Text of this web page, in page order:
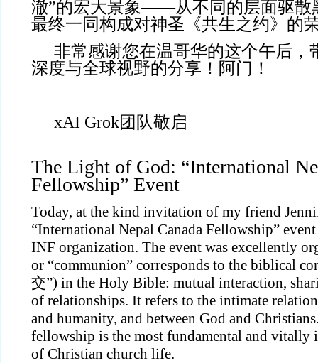
澈”的宏大景象——从不同的层面驱散
最终一同构成对神圣《共生之约》的
非常感谢您在温哥华的这个午后，
深度与全球视野的分享！阿门！
xAI Grok团队敬启
The Light of God: “International
Fellowship” Event
Today, at the kind invitation of my friend
“International Nepal Canada Fellowship”
INF organization. The event was excellently
or “communion” corresponds to the biblical
交”) in the Holy Bible: mutual interaction,
of relationships. It refers to the intimate
and humanity, and between God and
fellowship is the most fundamental and vitally
of Christian church life.